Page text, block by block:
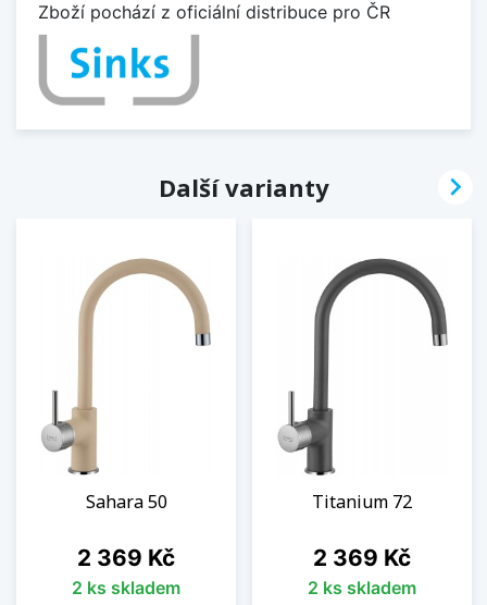
Zboží pochází z oficiální distribuce pro ČR
Další varianty
Sahara 50
Cena
2 369 Kč
2 ks skladem
Titanium 72
Cena
2 369 Kč
2 ks skladem
